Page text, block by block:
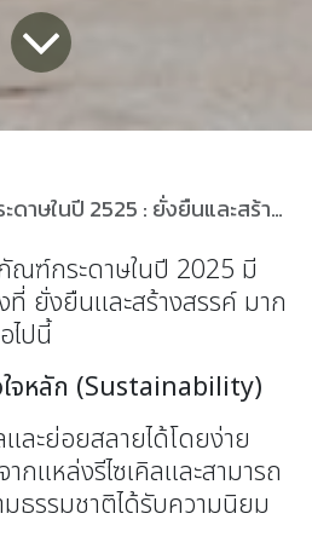
ในปี 2525 : ยั่งยืนและสร้างสรรค์
กระดาษในปี 2025 มี
ยั่งยืนและสร้างสรรค์ มาก
ไปนี้
จหลัก (Sustainability)
และย่อยสลายได้โดยง่าย
กแหล่งรีไซเคิลและสามารถ
ธรรมชาติได้รับความนิยม